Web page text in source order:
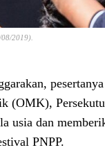
2019).
(OMK),
usia dan
PNPP.